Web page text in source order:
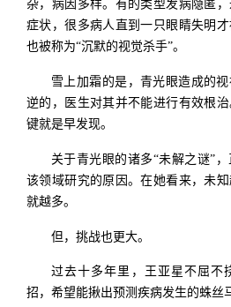
杂，病因多样。有的类型发病隐匿
症状，很多病人直到一只眼睛失明
也被称为“沉默的视觉杀手”。
雪上加霜的是，青光眼造成的
逆的，医生对其并不能进行有效根
键就是早发现。
关于青光眼的诸多“未解之谜”
该领域研究的原因。在她看来，未
就越多。
但，挑战也更大。
过去十多年里，王亚星不屈不
招，希望能揪出预测疾病发生的蛛丝